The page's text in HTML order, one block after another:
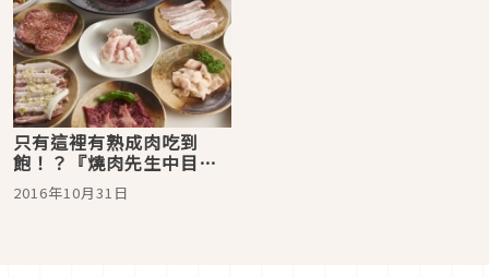
只有這裡有熟成肉吃到
飽！？『燒肉先生中目黑
本店』吃到飽超划算！
2016年10月31日